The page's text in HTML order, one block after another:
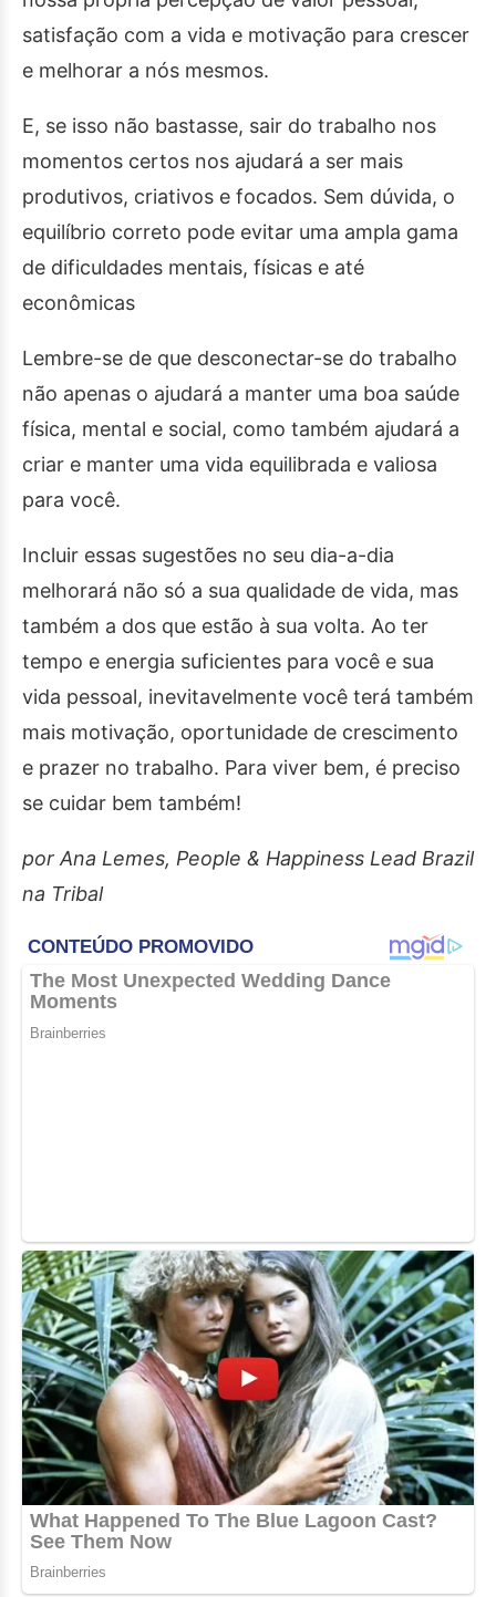
satisfação com a vida e motivação para crescer
e melhorar a nós mesmos.
E, se isso não bastasse, sair do trabalho nos
momentos certos nos ajudará a ser mais
produtivos, criativos e focados. Sem dúvida, o
equilíbrio correto pode evitar uma ampla gama
de dificuldades mentais, físicas e até
econômicas
Lembre-se de que desconectar-se do trabalho
não apenas o ajudará a manter uma boa saúde
física, mental e social, como também ajudará a
criar e manter uma vida equilibrada e valiosa
para você.
Incluir essas sugestões no seu dia-a-dia
melhorará não só a sua qualidade de vida, mas
também a dos que estão à sua volta. Ao ter
tempo e energia suficientes para você e sua
vida pessoal, inevitavelmente você terá também
mais motivação, oportunidade de crescimento
e prazer no trabalho. Para viver bem, é preciso
se cuidar bem também!
por Ana Lemes, People & Happiness Lead Brazil
na Tribal